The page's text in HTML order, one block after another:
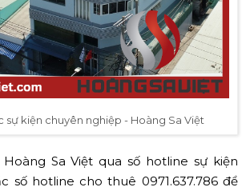
sự kiện chuyên nghiệp - Hoàng Sa Việt
Sa Việt qua số hotline sự kiện
số hotline cho thuê 0971.637.786 để